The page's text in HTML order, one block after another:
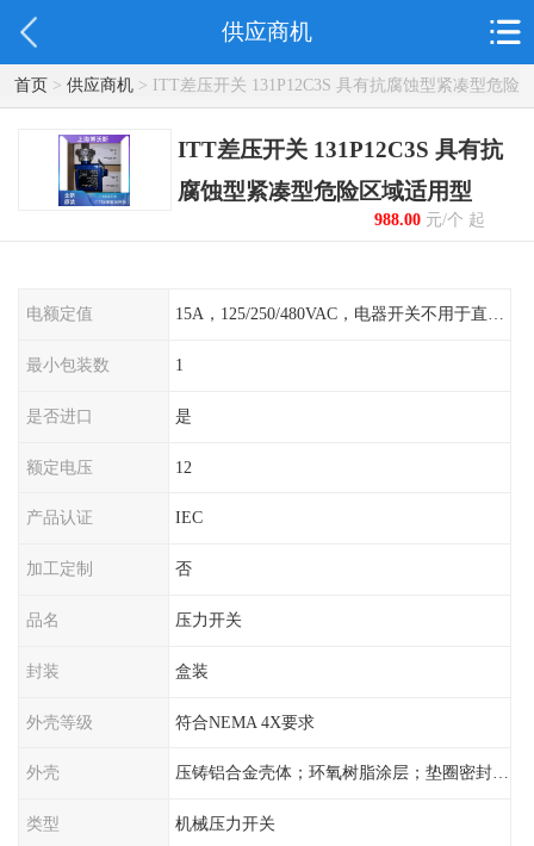
供应商机
首页> 供应商机> ITT差压开关 131P12C3S 具有抗腐蚀型紧凑型危险
区域适用型
ITT差压开关 131P12C3S 具有抗
腐蚀型紧凑型危险区域适用型
988.00元/个 起
电额定值
最小包装数 1
是否进口 是
额定电压 12
产品认证 IEC
加工定制 否
品名 压力开关
封装 盒装
外壳等级 符合NEMA 4X要求
外壳 压铸铝合金壳体；环氧树脂涂层；垫圈密封；卡紧螺丝
类型 机械压力开关